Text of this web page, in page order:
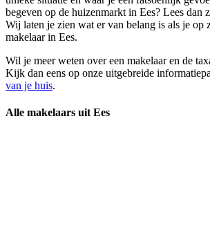
begeven op de huizenmarkt in Ees? Lees dan
Wij laten je zien wat er van belang is als je op
makelaar in Ees.
Wil je meer weten over een makelaar en de
Kijk dan eens op onze uitgebreide
van je huis.
Alle makelaars uit Ees